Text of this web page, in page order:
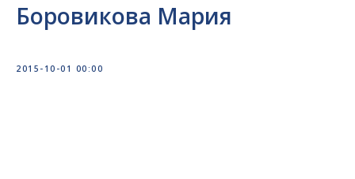
Боровикова Мария
2015-10-01 00:00